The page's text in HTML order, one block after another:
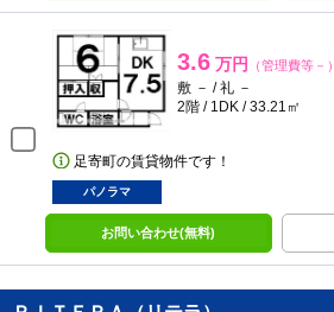
3.6 万円 （管理費等－）
敷 － / 礼 －
2階 / 1DK / 33.21㎡
足寄町の賃貸物件です！
パノラマ
お問い合わせ(無料)